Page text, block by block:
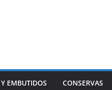
EMBUTIDOS CONSERVAS